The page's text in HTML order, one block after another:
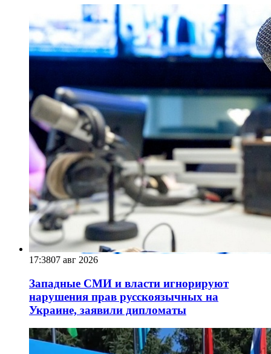
17:3807 авг 2026
Западные СМИ и власти игнорируют
нарушения прав русскоязычных на
Украине, заявили дипломаты